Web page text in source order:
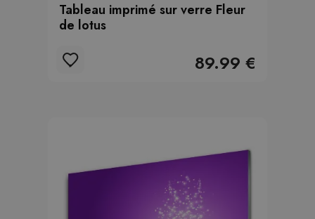
Tableau imprimé sur verre Fleur
de lotus
89.99 €